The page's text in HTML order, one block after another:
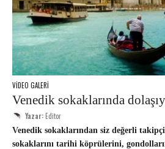
VIDEO GALERI
Venedik sokaklarında
Yazar:Editor
Venedik sokaklarından siz değerli
sokaklarını tarihi köprülerini,